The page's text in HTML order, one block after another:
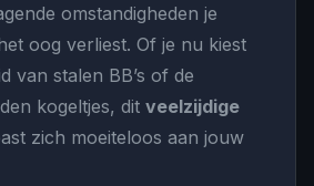
omstandigheden je
oog verliest. Of je nu kiest
van stalen BB’s of de
kogeltjes, dit veelzijdige
zich moeiteloos aan jouw